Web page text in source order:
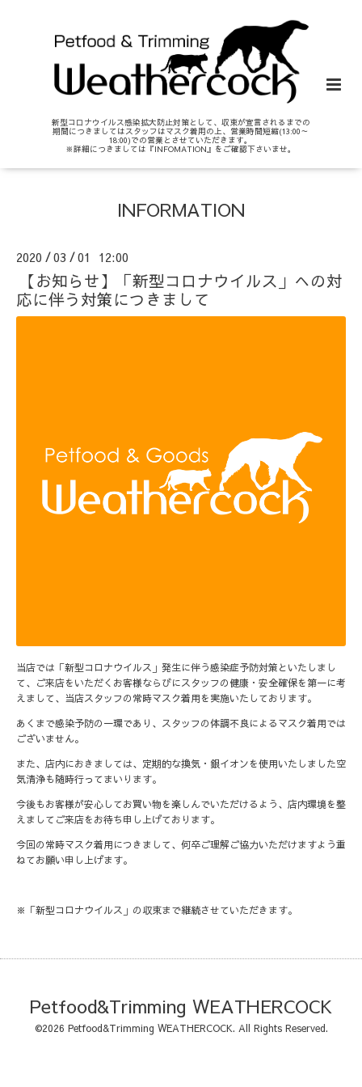
新型コロナウイルス感染拡大防止対策として、収束が宣言されるまでの
期間につきましてはスタッフはマスク着用の上、営業時間短縮(13:00～
18:00)での営業とさせていただきます。
※詳細につきましては『INFOMATION』をご確認下さいませ。
INFORMATION
2020 /03 /01 12:00
【お知らせ】「新型コロナウイルス」への対
応に伴う対策につきまして
当店では「新型コロナウイルス」発生に伴う感染症予防対策といたしまし
て、ご来店をいただくお客様ならびにスタッフの健康・安全確保を第一に考
えまして、当店スタッフの常時マスク着用を実施いたしております。
あくまで感染予防の一環であり、スタッフの体調不良によるマスク着用では
ございません。
また、店内におきましては、定期的な換気・銀イオンを使用いたしました空
気清浄も随時行ってまいります。
今後もお客様が安心してお買い物を楽しんでいただけるよう、店内環境を整
えましてご来店をお待ち申し上げております。
今回の常時マスク着用につきまして、何卒ご理解ご協力いただけますよう重
ねてお願い申し上げます。
※「新型コロナウイルス」の収束まで継続させていただきます。
Petfood&Trimming WEATHERCOCK
©2026 Petfood&Trimming WEATHERCOCK. All Rights Reserved.